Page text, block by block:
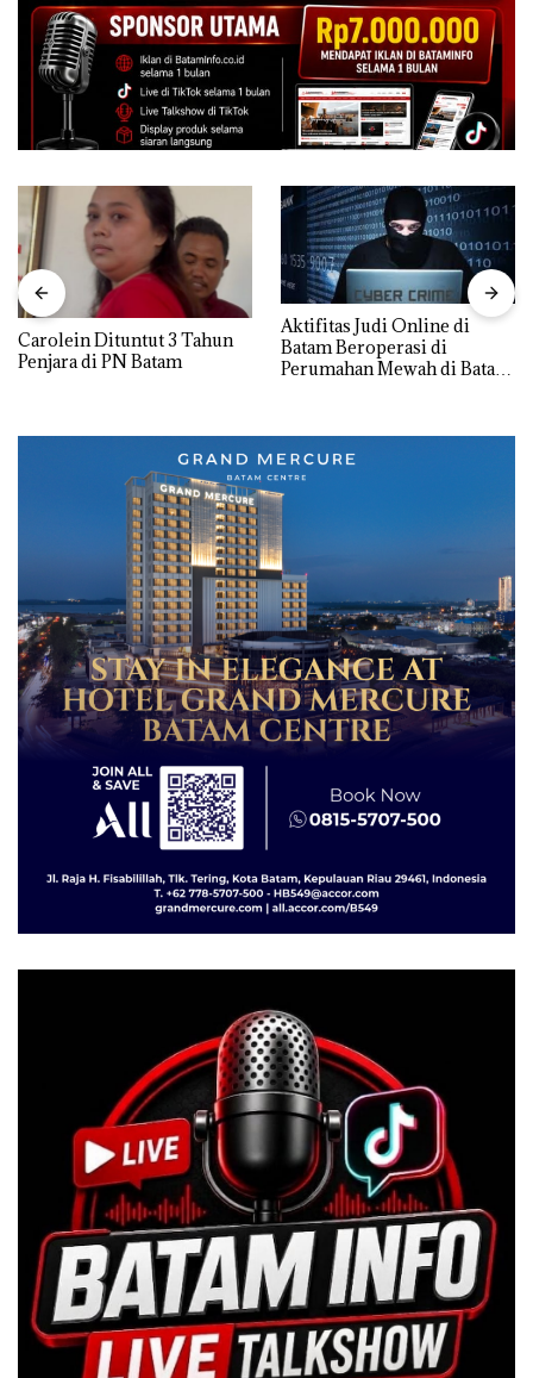
Carolein Dituntut 3 Tahun
Penjara di PN Batam
Aktifitas Judi Online di
Batam Beroperasi di
Perumahan Mewah di Batam